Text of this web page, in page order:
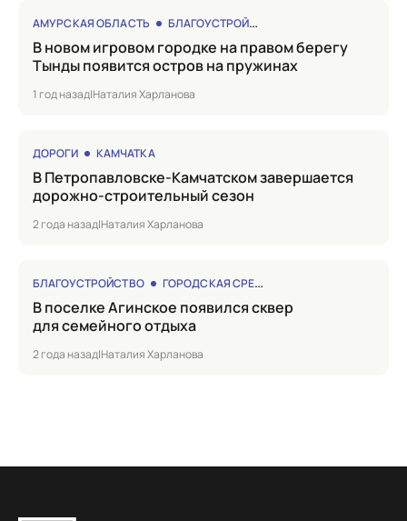
АМУРСКАЯ ОБЛАСТЬ БЛАГОУСТРОЙСТВО
в новом игровом городке на правом берегу
Тынды появится остров на пружинах
1 год назад|Наталия Харланова
ДОРОГИ КАМЧАТКА
в Петропавловске-Камчатском завершается
дорожно-строительный сезон
2 года назад|Наталия Харланова
БЛАГОУСТРОЙСТВО ГОРОДСКАЯ СРЕДА
в поселке Агинское появился сквер
для семейного отдыха
2 года назад|Наталия Харланова